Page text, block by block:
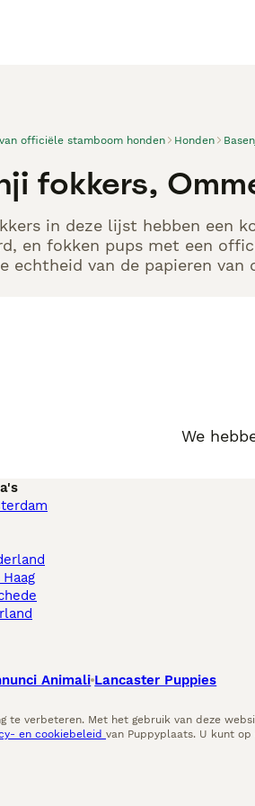
officiële stamboom honden Honden
fokkers,
in deze lijst hebben een
en fokken pups met een
echtheid van de papieren
We
Animali Lancaster Puppies
te verbeteren. Met het gebruik van deze
en cookiebeleid van Puppyplaats. U kunt